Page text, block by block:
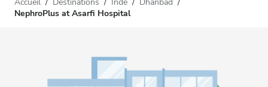
NephroPlus at Asarfi Hospital